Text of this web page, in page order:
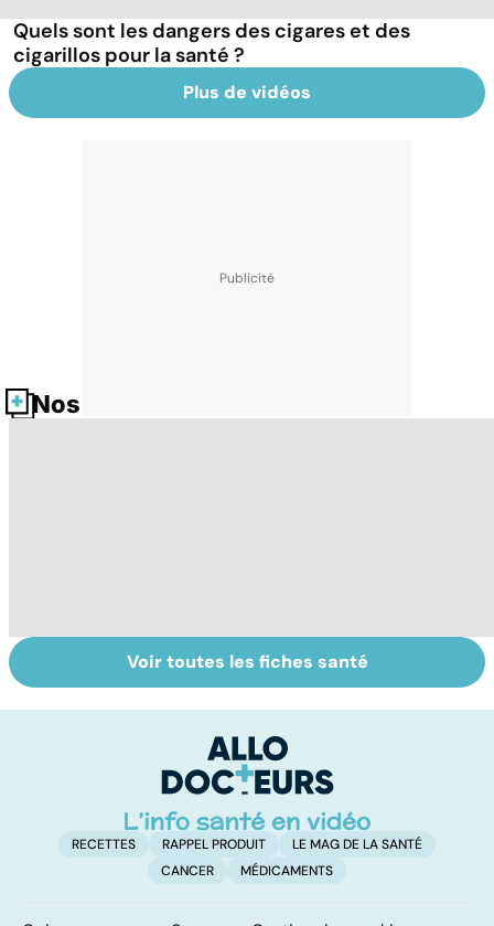
Quels sont les dangers des cigares et des
cigarillos pour la santé ?
Plus de vidéos
Nos fiches santé
Accro au sucre ?
Morphine : sois
sage ô ma
Voir toutes les fiches santé
RECETTES RAPPEL PRODUIT
LE MAG DE LA SANTÉ
CANCER
MÉDICAMENTS